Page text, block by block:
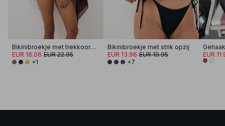
Bikinibroekje met trekkoord en banddetail
EUR 16.06 EUR 22.95
+1
Bikinibroekje met strik opzij
EUR 13.96 EUR 19.95
+7
EUR